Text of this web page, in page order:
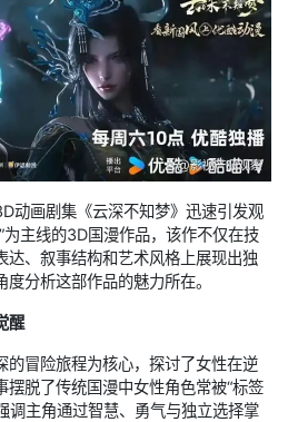
动画剧集《云深不知梦》迅速引发观
为主线的3D国漫作品，该作不仅在技
达、叙事结构和艺术风格上展现出独
分析这部作品的魅力所在。
醒
的冒险旅程为核心，探讨了女性在逆
脱了传统国漫中女性角色常被“标签
调主角通过智慧、勇气与独立选择掌